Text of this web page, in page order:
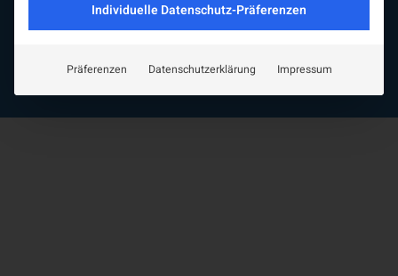
Datenschutzerklärung
Individuelle Datenschutz-Präferenzen
Präferenzen Datenschutzerklärung Impressum